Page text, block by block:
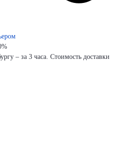
– за 3 часа. Стоимость доставки